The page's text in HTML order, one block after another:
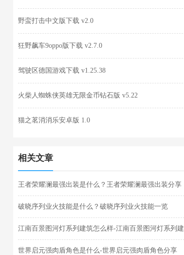
野蛮打击中文版下载 v2.0
狂野飙车9oppo版下载 v2.7.0
驾驶区德国游戏下载 v1.25.38
火柴人蜘蛛侠英雄无限金币钻石版 v5.22
猫之茗消消乐安卓版 1.0
相关文章
王者荣耀澜最强出装是什么？王者荣耀澜最强出装分享
破晓序列业火技能是什么？破晓序列业火技能一览
江南百景图河灯系列建筑怎么样-江南百景图河灯系列建
筑分享
世界启元强肉盾角色是什么-世界启元强肉盾角色分享